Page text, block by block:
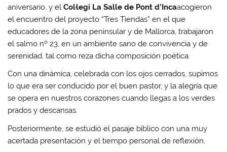
aniversario, y el Col·legi La Salle de Pont d’Incaacogieron
el encuentro del proyecto “Tres Tiendas” en el que
educadores de la zona peninsular y de Mallorca, trabajaron
el salmo nº 23, en un ambiente sano de convivencia y de
serenidad, tal como reza dicha composición poética.
Con una dinámica, celebrada con los ojos cerrados, supimos
lo que era ser conducido por el buen pastor, y la alegría que
se opera en nuestros corazones cuando llegas a los verdes
prados y descansas.
Posteriormente, se estudió el pasaje bíblico con una muy
acertada presentación y el tiempo personal de reflexión.